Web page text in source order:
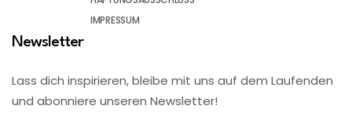
IMPRESSUM
Newsletter
Lass dich inspirieren, bleibe mit uns auf dem Laufenden
und abonniere unseren Newsletter!